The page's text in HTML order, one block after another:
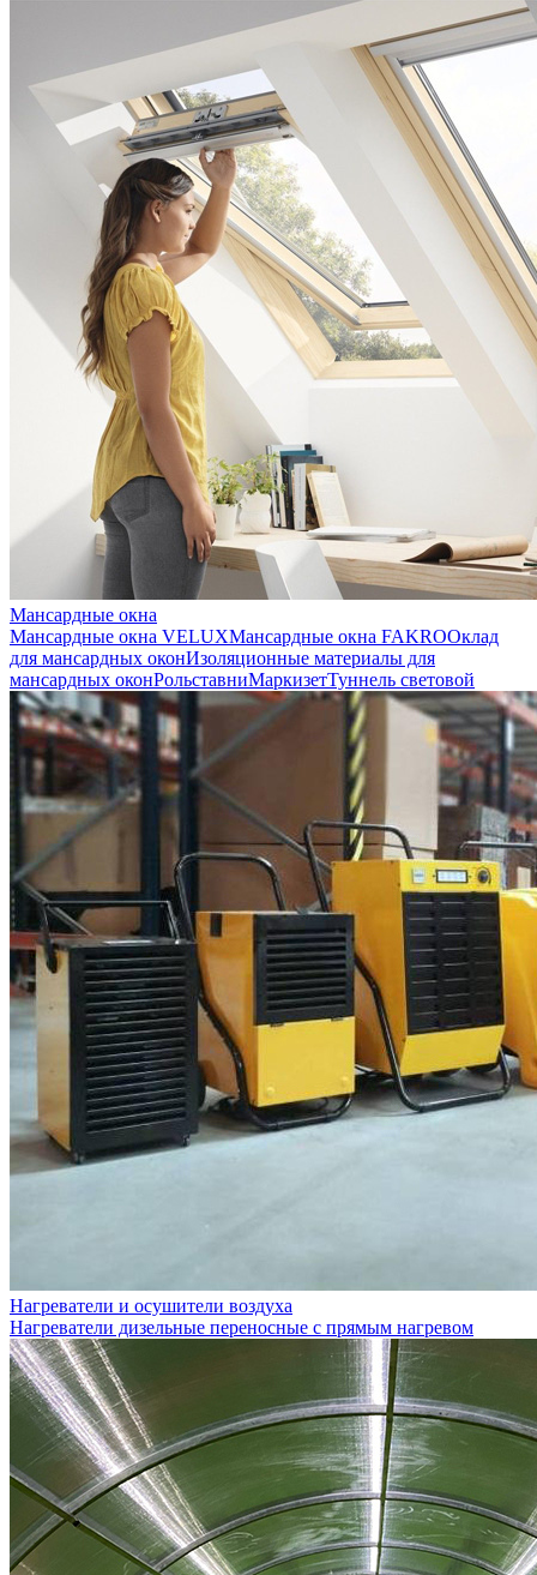
Мансардные окна
Мансардные окна VELUXМансардные окна FAKROОклад
для мансардных оконИзоляционные материалы для
мансардных оконРольставниМаркизетТуннель световой
Нагреватели и осушители воздуха
Нагреватели дизельные переносные с прямым нагревом